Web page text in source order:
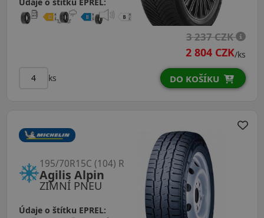
3 237 CZK
2 804 CZK/ks
ks DO KOŠÍKU
ZIMNÍ PNEU
Agilis Alpin
195/70R15C (104) R
Údaje o štítku EPREL: